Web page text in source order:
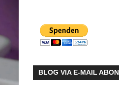
BLOG VIA E-MAIL